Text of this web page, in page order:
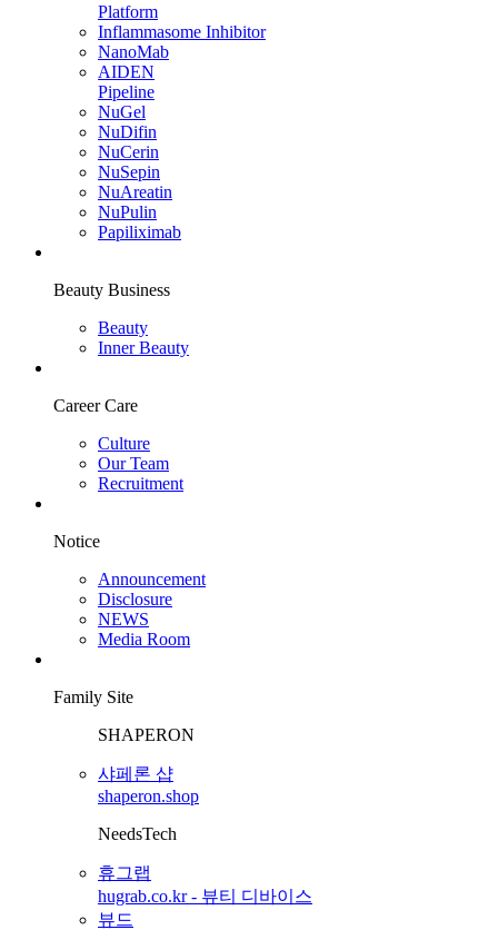
Platform
Inflammasome Inhibitor
NanoMab
AIDEN
Pipeline
NuGel
NuDifin
NuCerin
NuSepin
NuAreatin
NuPulin
Papiliximab
Beauty Business
Beauty
Inner Beauty
Career Care
Culture
Our Team
Recruitment
Notice
Announcement
Disclosure
NEWS
Media Room
Family Site
SHAPERON
샤페론 샵
shaperon.shop
NeedsTech
휴그랩
hugrab.co.kr - 뷰티 디바이스
뷰드